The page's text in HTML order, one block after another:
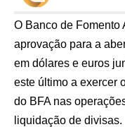
O Banco de Fomento
aprovação para a
em dólares e euros
este último a exercer
do BFA nas
liquidação de divisas.